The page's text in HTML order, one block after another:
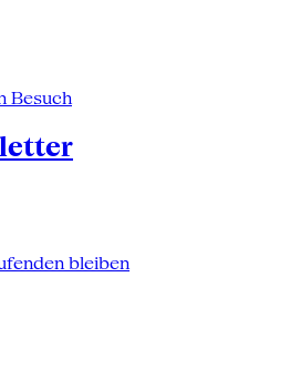
Besuch
bleiben